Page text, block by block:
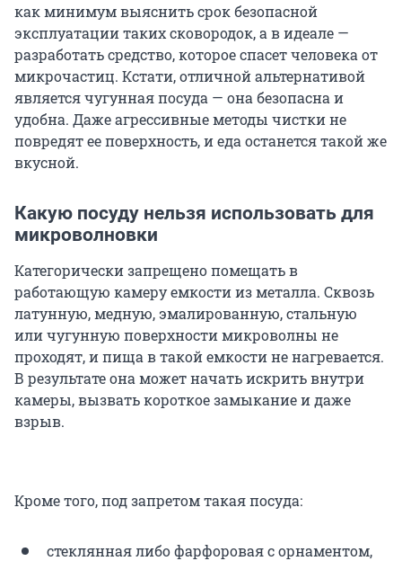
как минимум выяснить срок безопасной
эксплуатации таких сковородок, а в идеале —
разработать средство, которое спасет человека от
микрочастиц. Кстати, отличной альтернативой
является чугунная посуда — она безопасна и
удобна. Даже агрессивные методы чистки не
повредят ее поверхность, и еда останется такой же
вкусной.
Какую посуду нельзя использовать для
микроволновки
Категорически запрещено помещать в
работающую камеру емкости из металла. Сквозь
латунную, медную, эмалированную, стальную
или чугунную поверхности микроволны не
проходят, и пища в такой емкости не нагревается.
В результате она может начать искрить внутри
камеры, вызвать короткое замыкание и даже
взрыв.
Кроме того, под запретом такая посуда:
стеклянная либо фарфоровая с орнаментом,